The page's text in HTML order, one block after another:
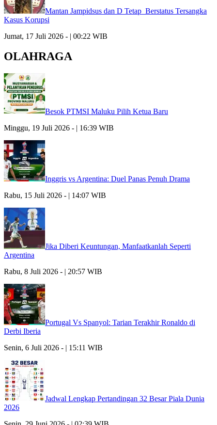
Mantan Jampidsus dan D Tetap Berstatus Tersangka
Kasus Korupsi
Jumat, 17 Juli 2026 - | 00:22 WIB
OLAHRAGA
Besok PTMSI Maluku Pilih Ketua Baru
Minggu, 19 Juli 2026 - | 16:39 WIB
Inggris vs Argentina: Duel Panas Penuh Drama
Rabu, 15 Juli 2026 - | 14:07 WIB
Jika Diberi Keuntungan, Manfaatkanlah Seperti
Argentina
Rabu, 8 Juli 2026 - | 20:57 WIB
Portugal Vs Spanyol: Tarian Terakhir Ronaldo di
Derbi Iberia
Senin, 6 Juli 2026 - | 15:11 WIB
Jadwal Lengkap Pertandingan 32 Besar Piala Dunia
2026